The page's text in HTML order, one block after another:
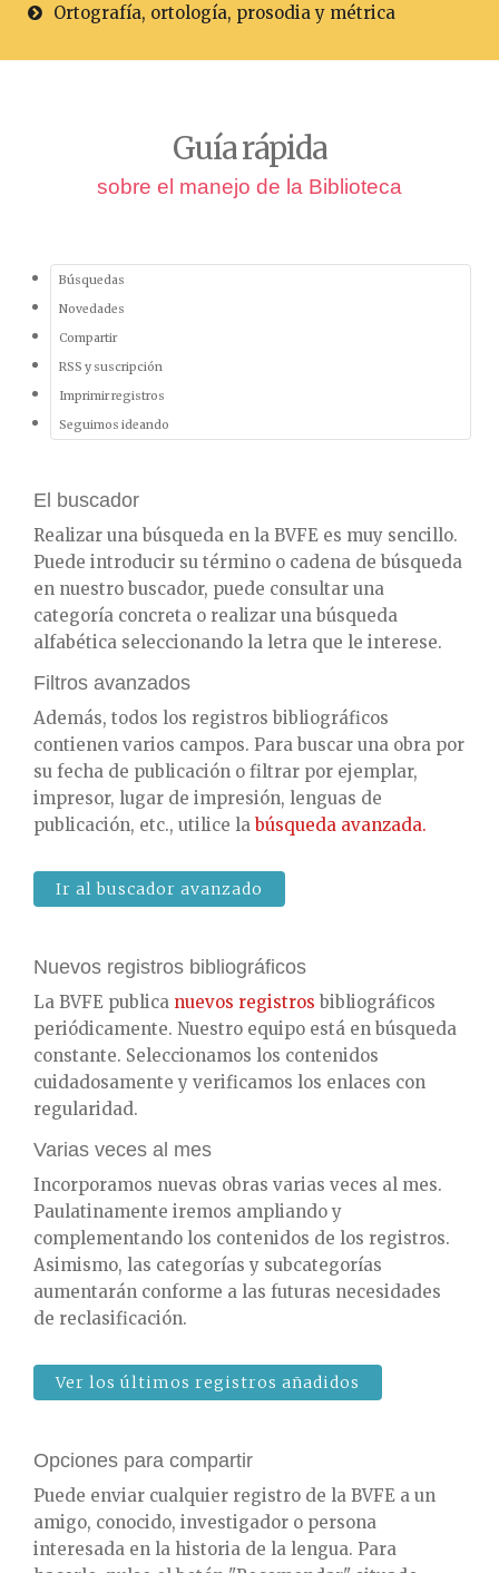
Ortografía, ortología, prosodia y métrica
Guía rápida
sobre el manejo de la Biblioteca
Búsquedas
Novedades
Compartir
RSS y suscripción
Imprimir registros
Seguimos ideando
El buscador
Realizar una búsqueda en la BVFE es muy sencillo.
Puede introducir su término o cadena de búsqueda
en nuestro buscador, puede consultar una
categoría concreta o realizar una búsqueda
alfabética seleccionando la letra que le interese.
Filtros avanzados
Además, todos los registros bibliográficos
contienen varios campos. Para buscar una obra por
su fecha de publicación o filtrar por ejemplar,
impresor, lugar de impresión, lenguas de
publicación, etc., utilice la búsqueda avanzada.
Ir al buscador avanzado
Nuevos registros bibliográficos
La BVFE publica nuevos registros bibliográficos
periódicamente. Nuestro equipo está en búsqueda
constante. Seleccionamos los contenidos
cuidadosamente y verificamos los enlaces con
regularidad.
Varias veces al mes
Incorporamos nuevas obras varias veces al mes.
Paulatinamente iremos ampliando y
complementando los contenidos de los registros.
Asimismo, las categorías y subcategorías
aumentarán conforme a las futuras necesidades
de reclasificación.
Ver los últimos registros añadidos
Opciones para compartir
Puede enviar cualquier registro de la BVFE a un
amigo, conocido, investigador o persona
interesada en la historia de la lengua. Para